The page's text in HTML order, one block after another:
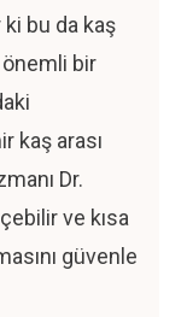
bu da kaş
önemli bir
kaş arası
Dr.
ve kısa
güvenle